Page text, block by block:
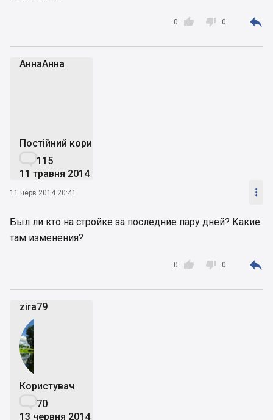

0  0 
АннаАнна
Постійний користувач
115
11 травня 2014
11 черв 2014 20:41 
Был ли кто на стройке за последние пару дней? Какие
там изменения?

0  0 
zira79
Користувач
70
13 червня 2014